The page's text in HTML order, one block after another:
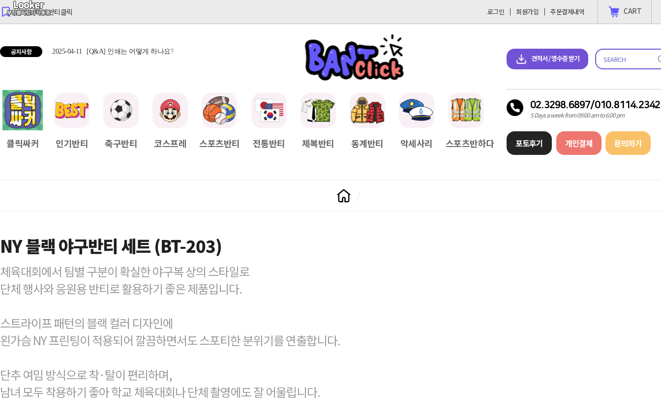
반티는 역시 반티클릭 CART
로그인 회원가입 주문결제내역
견적서 / 영수증 받기
02.3298.6897/010.8114.2342
5 Days a week from 09:00 am to 6:00 pm
포토후기 개인결제 문의하기
공지사항 2025-04-11 [Q&A] 인쇄는 어떻게 하나요? [Q&A] 배송일정이 궁금하면? 2025-04-11 [Q&A] 나눠서 결제 하고싶을땐? 견적서 & 영수증 다운로드
클릭싸커 인기반티 축구반티 코스프레 스포츠반티 전통반티 제복반티 동계반티 악세사리 스포츠반하다
NY 블랙 야구반티 세트 (BT-203)
체육대회에서 팀별 구분이 확실한 야구복 상의 스타일로
단체 행사와 응원용 반티로 활용하기 좋은 제품입니다.
스트라이프 패턴의 블랙 컬러 디자인에
왼가슴 NY 프린팅이 적용되어 깔끔하면서도 스포티한 분위기를 연출합니다.
단추 여밈 방식으로 착·탈이 편리하며,
남녀 모두 착용하기 좋아 학교 체육대회나 단체 촬영에도 잘 어울립니다.